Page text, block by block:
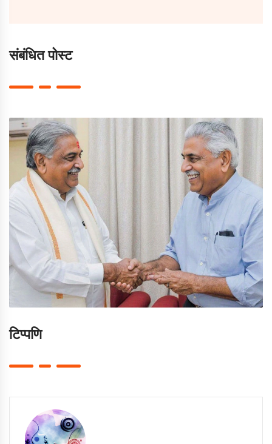
संबंधित पोस्ट
टिप्पणि